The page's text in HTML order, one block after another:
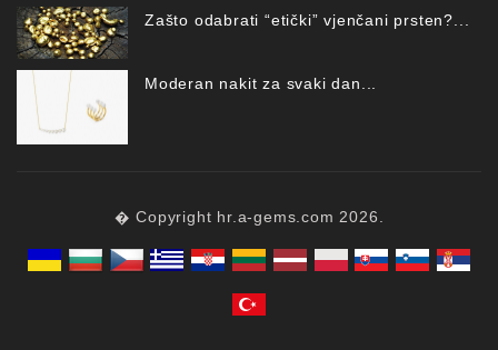
Zašto odabrati “etički” vjenčani prsten?...
Moderan nakit za svaki dan...
� Copyright hr.a-gems.com 2026.